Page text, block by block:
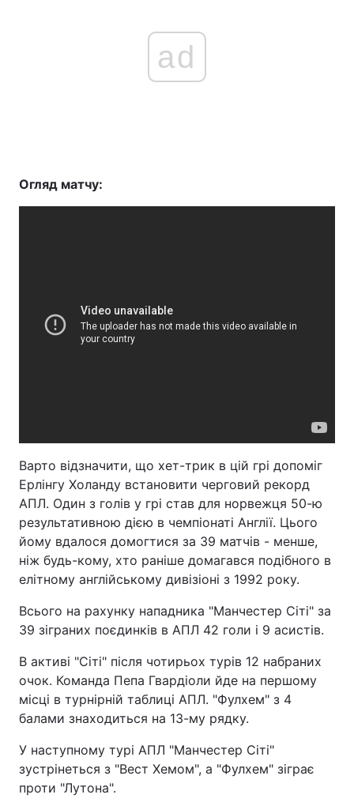
ad
Огляд матчу:
Варто відзначити, що хет-трик в цій грі допоміг
Ерлінгу Холанду встановити черговий рекорд
АПЛ. Один з голів у грі став для норвежця 50-ю
результативною дією в чемпіонаті Англії. Цього
йому вдалося домогтися за 39 матчів - менше,
ніж будь-кому, хто раніше домагався подібного в
елітному англійському дивізіоні з 1992 року.
Всього на рахунку нападника "Манчестер Сіті" за
39 зіграних поєдинків в АПЛ 42 голи і 9 асистів.
В активі "Сіті" після чотирьох турів 12 набраних
очок. Команда Пепа Гвардіоли йде на першому
місці в турнірній таблиці АПЛ. "Фулхем" з 4
балами знаходиться на 13-му рядку.
У наступному турі АПЛ "Манчестер Сіті"
зустрінеться з "Вест Хемом", а "Фулхем" зіграє
проти "Лутона".